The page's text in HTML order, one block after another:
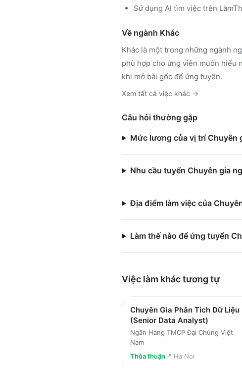
Sử dụng AI tìm việc trên
Về ngành Khác
Khác là một trong những ngành
phù hợp cho ứng viên muốn hiểu
khi mở bài gốc để ứng tuyển.
Xem tất cả việc khác →
Câu hỏi thường gặp
Mức lương của vị trí Chuyên
Nhu cầu tuyển Chuyên gia
Địa điểm làm việc của
Làm thế nào để ứng tuyển
Việc làm kháctương tự
Chuyên Gia Phân Tích Dữ Liệu
(Senior Data Analyst)
Ngân Hàng TMCP Đại Chúng Việt
Nam
Thỏa thuận 📍 Ha Noi